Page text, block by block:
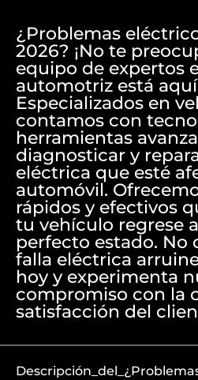
¿Problemas
2026? ¡No te
equipo de expertos
automotriz está
Especializados en
contamos con
herramientas
diagnosticar y
eléctrica que esté
automóvil.
rápidos y efectivos
tu vehículo regrese
perfecto estado. No
falla eléctrica
hoy y experimenta
compromiso con la
satisfacción del